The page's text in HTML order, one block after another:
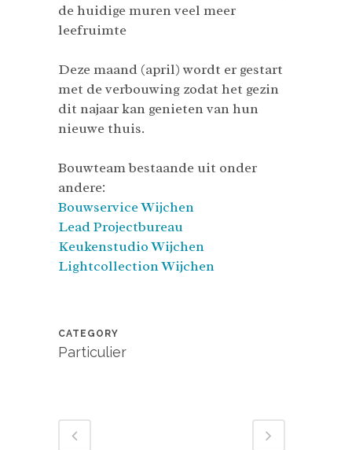
de huidige muren veel meer
leefruimte
Deze maand (april) wordt er gestart
met de verbouwing zodat het gezin
dit najaar kan genieten van hun
nieuwe thuis.
Bouwteam bestaande uit onder
andere:
Bouwservice Wijchen
Lead Projectbureau
Keukenstudio Wijchen
Lightcollection Wijchen
CATEGORY
Particulier